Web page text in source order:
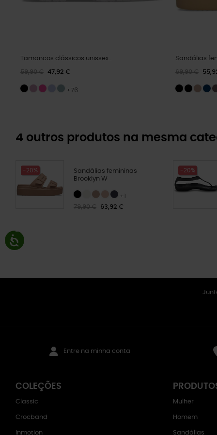
Tamancos clássicos unissex...
59,90 € 47,92 €
+76
Sandálias
69,90 €
4 outros produtos na mesma
-20%
Sandálias femininas
Brooklyn W
+1
79,90 €
63,92 €
-20%
Entre na minha conta
COLEÇÕES
Classic
Crocband
Inmotion
Mulher
Homem
Sandálias